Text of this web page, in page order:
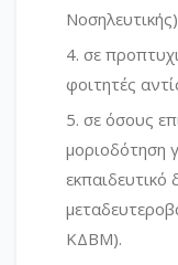
Νοσηλευτικής)
σε
φοιτητές
σε όσους
μοριοδότηση
ΚΔΒΜ).